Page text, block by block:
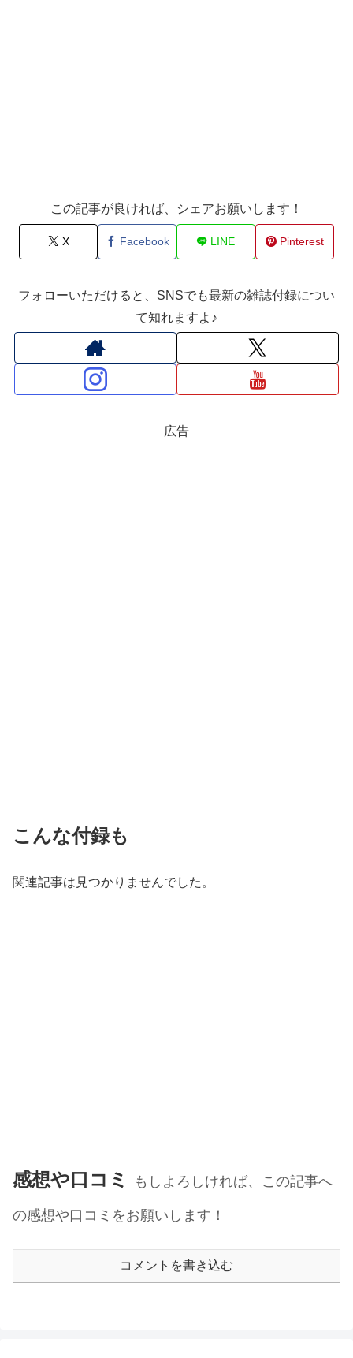
この記事が良ければ、シェアお願いします！
X Facebook LINE Pinterest
フォローいただけると、SNSでも最新の雑誌付録につい
て知れますよ♪
広告
こんな付録も
関連記事は見つかりませんでした。
感想や口コミ
もしよろしければ、この記事へ
の感想や口コミをお願いします！
コメントを書き込む